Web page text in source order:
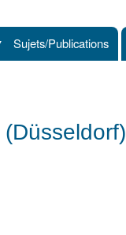
Sujets/Publications